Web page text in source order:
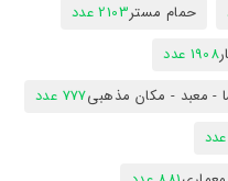
حمام مستر2103 عدد
1908 عدد
- معبد - مکان مذهبی777 عدد